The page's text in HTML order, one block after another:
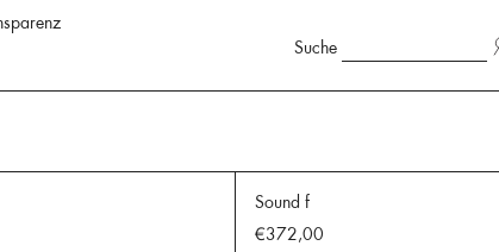
Suche
Sound f
€372,00